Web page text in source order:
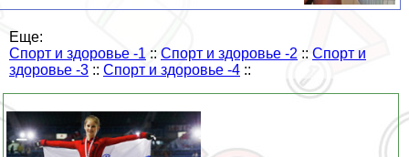
Еще:
Спорт и здоровье -1 :: Спорт и здоровье -2 :: Спорт и
здоровье -3 :: Спорт и здоровье -4 ::